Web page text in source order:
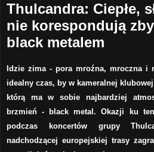
Thulcandra: Ciepłe,
nie korespondują
black metalem
Idzie zima - pora mroźna, mroczna i
idealny czas, by w kameralnej
którą ma w sobie najbardziej
brzmień - black metal. Okazji ku
podczas koncertów grupy
nadchodzącej europejskiej trasy